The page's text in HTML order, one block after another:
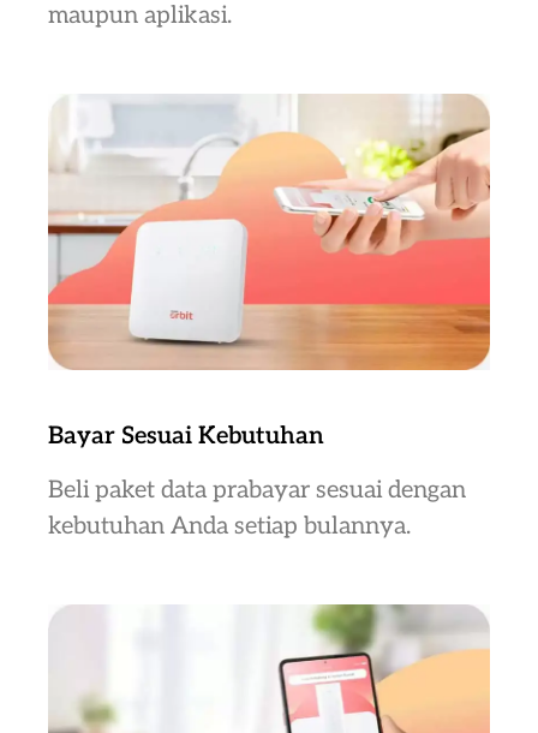
maupun aplikasi.
Bayar Sesuai Kebutuhan
Beli paket data prabayar sesuai dengan
kebutuhan Anda setiap bulannya.